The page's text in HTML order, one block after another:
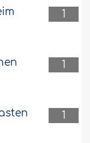
1
1
1